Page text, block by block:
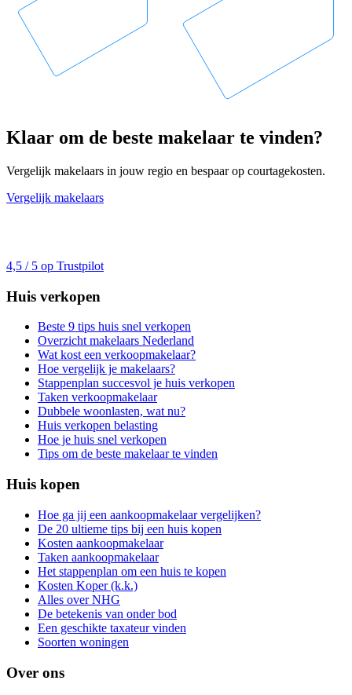
Klaar om de beste makelaar te vinden?
Vergelijk makelaars in jouw regio en bespaar op courtagekosten.
Vergelijk makelaars
4,5 / 5 op Trustpilot
Huis verkopen
Beste 9 tips huis snel verkopen
Overzicht makelaars Nederland
Wat kost een verkoopmakelaar?
Hoe vergelijk je makelaars?
Stappenplan succesvol je huis verkopen
Taken verkoopmakelaar
Dubbele woonlasten, wat nu?
Huis verkopen belasting
Hoe je huis snel verkopen
Tips om de beste makelaar te vinden
Huis kopen
Hoe ga jij een aankoopmakelaar vergelijken?
De 20 ultieme tips bij een huis kopen
Kosten aankoopmakelaar
Taken aankoopmakelaar
Het stappenplan om een huis te kopen
Kosten Koper (k.k.)
Alles over NHG
De betekenis van onder bod
Een geschikte taxateur vinden
Soorten woningen
Over ons